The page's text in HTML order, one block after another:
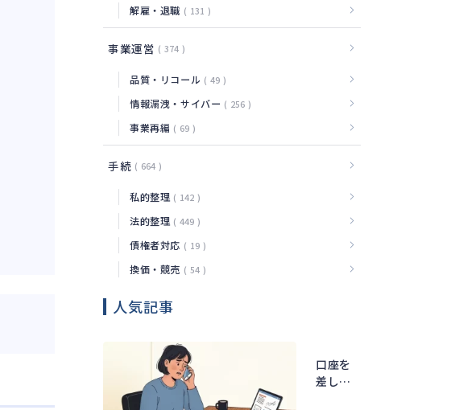
解雇・退職 131
事業運営 374
品質・リコール 49
情報漏洩・サイバー 256
事業再編 69
手続 664
私的整理 142
法的整理 449
債権者対応 19
換価・競売 54
人気記事
口座を
差し押